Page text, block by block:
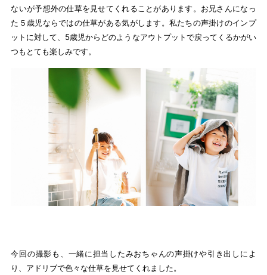
ないが予想外の仕草を見せてくれることがあります。お兄さんになっ
た５歳児ならではの仕草がある気がします。私たちの声掛けのインプ
ットに対して、5歳児からどのようなアウトプットで戻ってくるかがい
つもとても楽しみです。
今回の撮影も、一緒に担当したみおちゃんの声掛けや引き出しによ
り、アドリブで色々な仕草を見せてくれました。